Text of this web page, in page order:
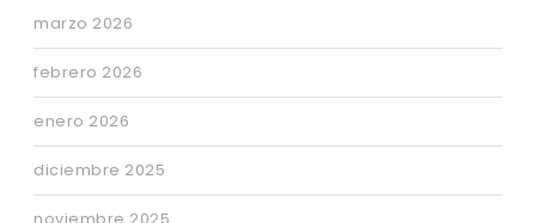
marzo 2026
febrero 2026
enero 2026
diciembre 2025
noviembre 2025